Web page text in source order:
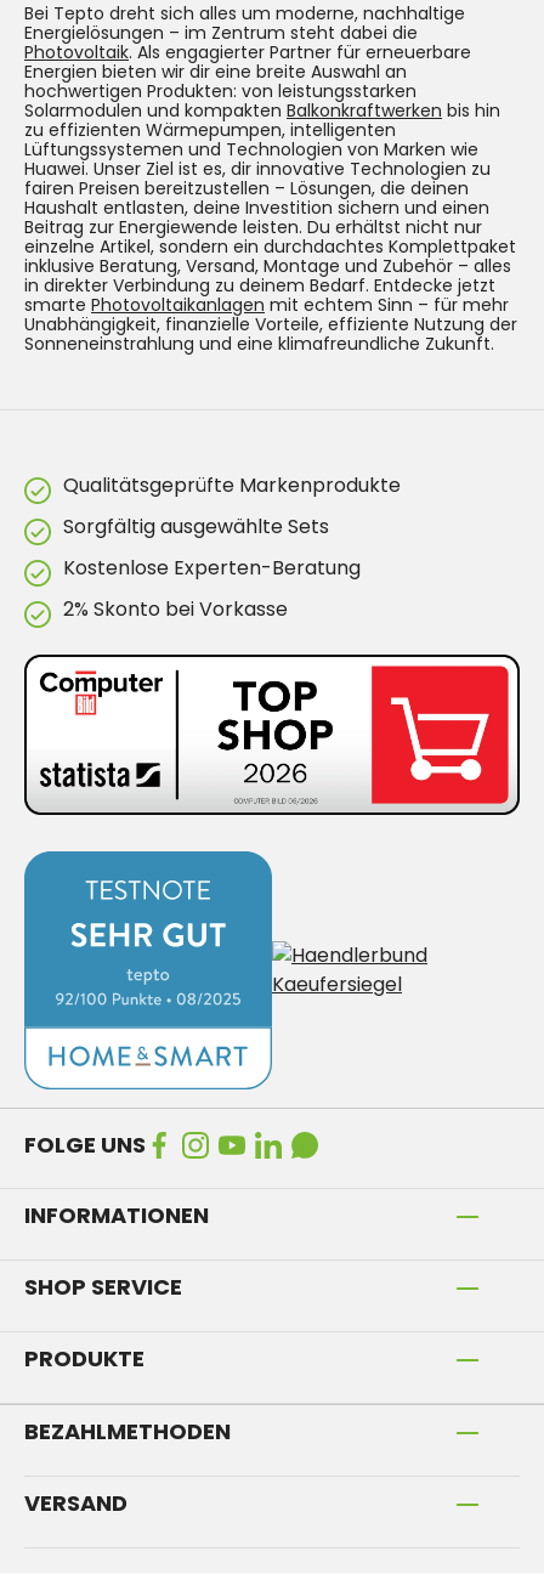
Bei Tepto dreht sich alles um moderne, nachhaltige
Energielösungen – im Zentrum steht dabei die
Photovoltaik. Als engagierter Partner für erneuerbare
Energien bieten wir dir eine breite Auswahl an
hochwertigen Produkten: von leistungsstarken
Solarmodulen und kompakten Balkonkraftwerken bis hin
zu effizienten Wärmepumpen, intelligenten
Lüftungssystemen und Technologien von Marken wie
Huawei. Unser Ziel ist es, dir innovative Technologien zu
fairen Preisen bereitzustellen – Lösungen, die deinen
Haushalt entlasten, deine Investition sichern und einen
Beitrag zur Energiewende leisten. Du erhältst nicht nur
einzelne Artikel, sondern ein durchdachtes Komplettpaket
inklusive Beratung, Versand, Montage und Zubehör – alles
in direkter Verbindung zu deinem Bedarf. Entdecke jetzt
smarte Photovoltaikanlagen mit echtem Sinn – für mehr
Unabhängigkeit, finanzielle Vorteile, effiziente Nutzung der
Sonneneinstrahlung und eine klimafreundliche Zukunft.
Qualitätsgeprüfte Markenprodukte
Sorgfältig ausgewählte Sets
Kostenlose Experten-Beratung
2% Skonto bei Vorkasse
FOLGE UNS
INFORMATIONEN
SHOP SERVICE
PRODUKTE
BEZAHLMETHODEN
VERSAND